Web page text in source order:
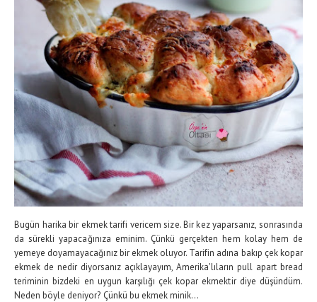
Bugün harika bir ekmek tarifi vericem size. Bir kez yaparsanız, sonrasında
da sürekli yapacağınıza eminim. Çünkü gerçekten hem kolay hem de
yemeye doyamayacağınız bir ekmek oluyor. Tarifin adına bakıp çek kopar
ekmek de nedir diyorsanız açıklayayım, Amerika'lıların pull apart bread
teriminin bizdeki en uygun karşılığı çek kopar ekmektir diye düşündüm.
Neden böyle deniyor? Çünkü bu ekmek minik...